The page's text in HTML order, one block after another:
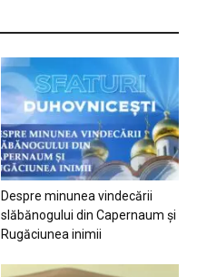
Despre minunea vindecării
slăbănogului din Capernaum și
Rugăciunea inimii